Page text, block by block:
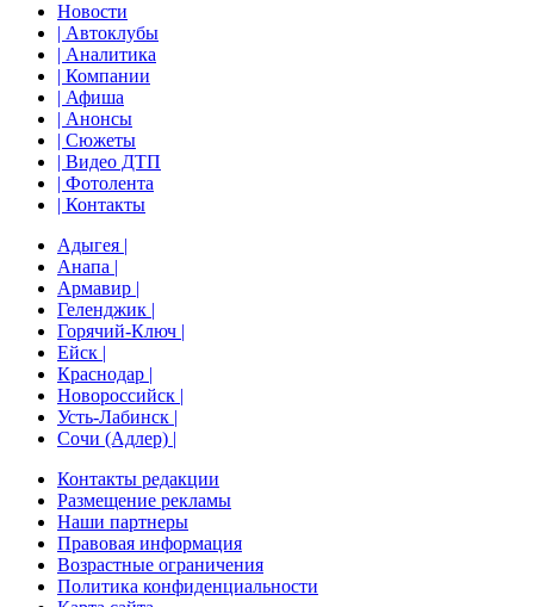
Новости
| Автоклубы
| Аналитика
| Компании
| Афиша
| Анонсы
| Сюжеты
| Видео ДТП
| Фотолента
| Контакты
Адыгея |
Анапа |
Армавир |
Геленджик |
Горячий-Ключ |
Ейск |
Краснодар |
Новороссийск |
Усть-Лабинск |
Сочи (Адлер) |
Контакты редакции
Размещение рекламы
Наши партнеры
Правовая информация
Возрастные ограничения
Политика конфиденциальности